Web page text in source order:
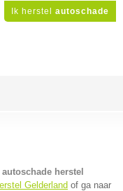
Ik herstel autoschade
autoschade herstel
Gelderland of ga naar